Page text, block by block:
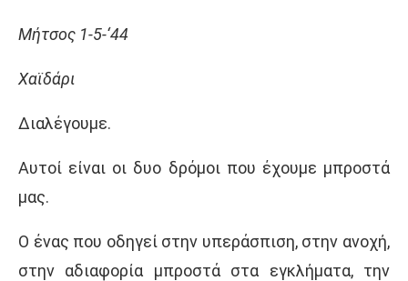
Μήτσος 1-5-‘44
Χαϊδάρι
Διαλέγουμε.
Αυτοί είναι οι δυο δρόμοι που έχουμε μπροστά
μας.
Ο ένας που οδηγεί στην υπεράσπιση, στην ανοχή,
στην αδιαφορία μπροστά στα εγκλήματα, την